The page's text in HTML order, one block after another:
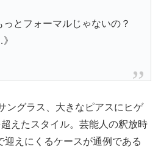
っとフォーマルじゃないの？
ングラス、大きなピアスにヒゲ
超えたスタイル。芸能人の釈放時
迎えにくるケースが通例である